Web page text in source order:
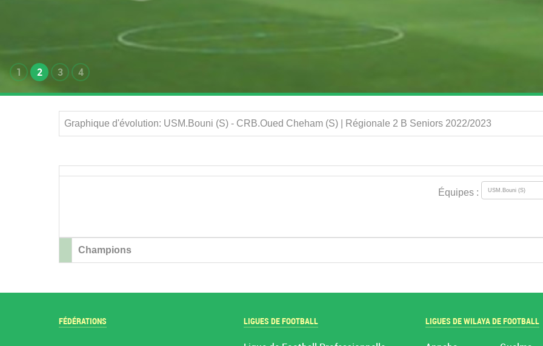
1 2 3 4
Graphique d'évolution: USM.Bouni (S) - CRB.Oued Cheham (S) | Régionale 2 B Seniors 2022/2023
Équipes :
Champions
FÉDÉRATIONS LIGUES DE FOOTBALL LIGUES DE WILAYA DE FOOTBALL